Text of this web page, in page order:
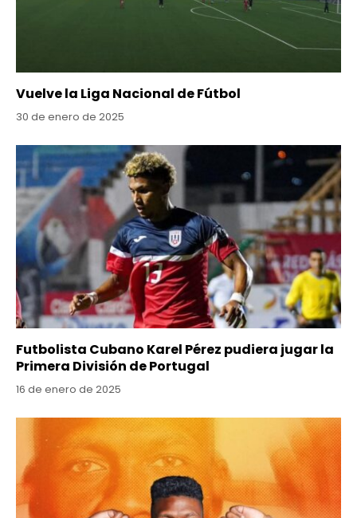
Vuelve la Liga Nacional de Fútbol
30 de enero de 2025
Futbolista Cubano Karel Pérez pudiera jugar la
Primera División de Portugal
16 de enero de 2025